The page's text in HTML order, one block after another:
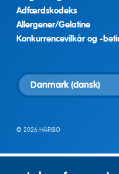
Adfærdskodeks
Allergener/Gelatine
Konkurrencevilkår og -
Vælg
landeversion
© 2026 HARIBO